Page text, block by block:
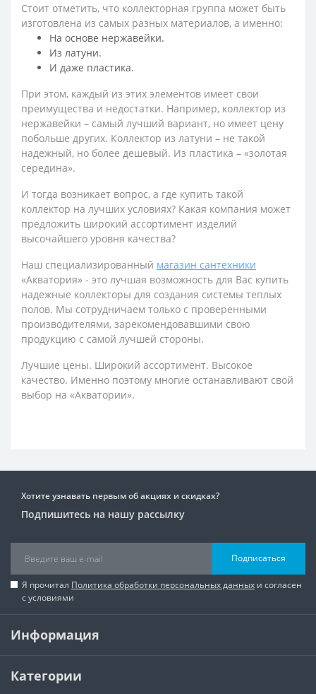
Стоит отметить, что коллекторная группа может быть
изготовлена из самых разных материалов, а именно:
На основе нержавейки.
Из латуни.
И даже пластика.
При этом, каждый из этих элементов имеет свои
преимущества и недостатки. Например, коллектор из
нержавейки – самый лучший вариант, но имеет цену
побольше других. Коллектор из латуни – не такой
надежный, но более дешевый. Из пластика – «золотая
середина».
И тогда возникает вопрос, а где купить такой
коллектор на лучших условиях? Какая компания может
предложить широкий ассортимент изделий
высочайшего уровня качества?
Наш специализированный магазин сантехники
«Акватория» - это лучшая возможность для Вас купить
надежные коллекторы для создания системы теплых
полов. Мы сотрудничаем только с проверенными
производителями, зарекомендовавшими свою
продукцию с самой лучшей стороны.
Лучшие цены. Широкий ассортимент. Высокое
качество. Именно поэтому многие останавливают свой
выбор на «Акватории».
Хотите узнавать первым об акциях и скидках?
Подпишитесь на нашу рассылку
Подписаться
Я прочитал Политика обработки персональных данных и согласен
с условиями
Информация
Категории